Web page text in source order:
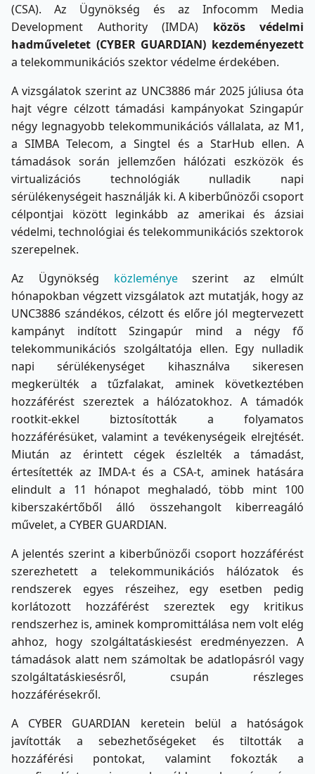
(CSA). Az Ügynökség és az Infocomm Media
Development Authority (IMDA) közös védelmi
hadműveletet (CYBER GUARDIAN) kezdeményezett
a telekommunikációs szektor védelme érdekében.
A vizsgálatok szerint az UNC3886 már 2025 júliusa óta
hajt végre célzott támadási kampányokat Szingapúr
négy legnagyobb telekommunikációs vállalata, az M1,
a SIMBA Telecom, a Singtel és a StarHub ellen. A
támadások során jellemzően hálózati eszközök és
virtualizációs technológiák nulladik napi
sérülékenységeit használják ki. A kiberbűnözői csoport
célpontjai között leginkább az amerikai és ázsiai
védelmi, technológiai és telekommunikációs szektorok
szerepelnek.
Az Ügynökség közleményeszerint az elmúlt
hónapokban végzett vizsgálatok azt mutatják, hogy az
UNC3886 szándékos, célzott és előre jól megtervezett
kampányt indított Szingapúr mind a négy fő
telekommunikációs szolgáltatója ellen. Egy nulladik
napi sérülékenységet kihasználva sikeresen
megkerülték a tűzfalakat, aminek következtében
hozzáférést szereztek a hálózatokhoz. A támadók
rootkit-ekkel biztosították a folyamatos
hozzáférésüket, valamint a tevékenységeik elrejtését.
Miután az érintett cégek észlelték a támadást,
értesítették az IMDA-t és a CSA-t, aminek hatására
elindult a 11 hónapot meghaladó, több mint 100
kiberszakértőből álló összehangolt kiberreagáló
művelet, a CYBER GUARDIAN.
A jelentés szerint a kiberbűnözői csoport hozzáférést
szerezhetett a telekommunikációs hálózatok és
rendszerek egyes részeihez, egy esetben pedig
korlátozott hozzáférést szereztek egy kritikus
rendszerhez is, aminek kompromittálása nem volt elég
ahhoz, hogy szolgáltatáskiesést eredményezzen. A
támadások alatt nem számoltak be adatlopásról vagy
szolgáltatáskiesésről, csupán részleges
hozzáférésekről.
A CYBER GUARDIAN keretein belül a hatóságok
javították a sebezhetőségeket és tiltották a
hozzáférési pontokat, valamint fokozták a